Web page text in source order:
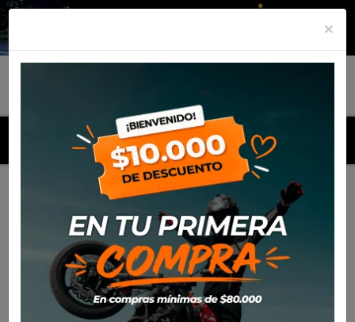
MENU
Productos Equipamiento
Casco Nolan N60-6
Sport Dinamico
×